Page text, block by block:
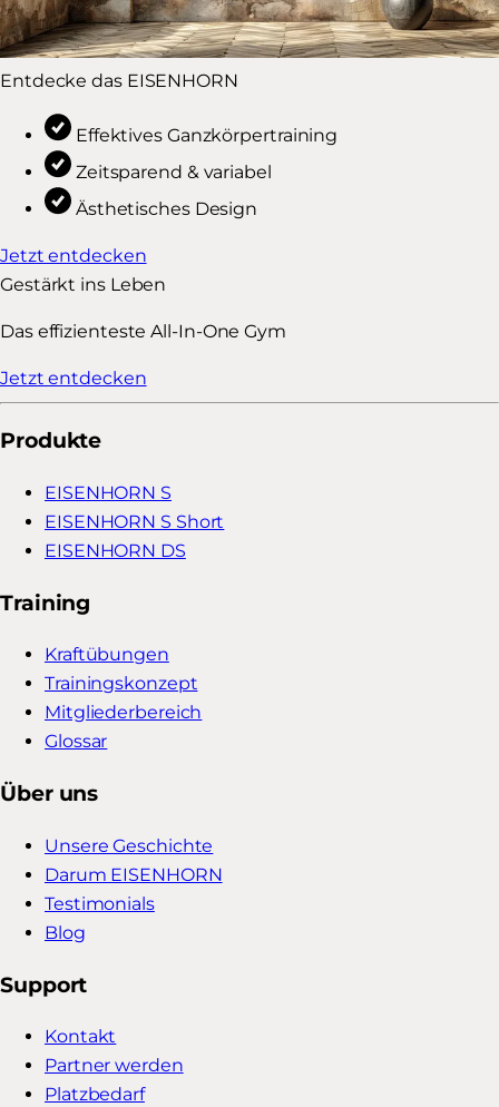
Entdecke das EISENHORN
Effektives Ganzkörpertraining
Zeitsparend & variabel
Ästhetisches Design
Jetzt entdecken
Gestärkt ins Leben
Das effizienteste All-In-One Gym
Jetzt entdecken
Produkte
EISENHORN S
EISENHORN S Short
EISENHORN DS
Training
Kraftübungen
Trainingskonzept
Mitgliederbereich
Glossar
Über uns
Unsere Geschichte
Darum EISENHORN
Testimonials
Blog
Support
Kontakt
Partner werden
Platzbedarf